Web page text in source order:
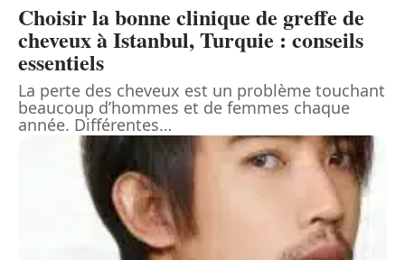
Choisir la bonne clinique de greffe de
cheveux à Istanbul, Turquie : conseils
essentiels
La perte des cheveux est un problème touchant
beaucoup d’hommes et de femmes chaque
année. Différentes…